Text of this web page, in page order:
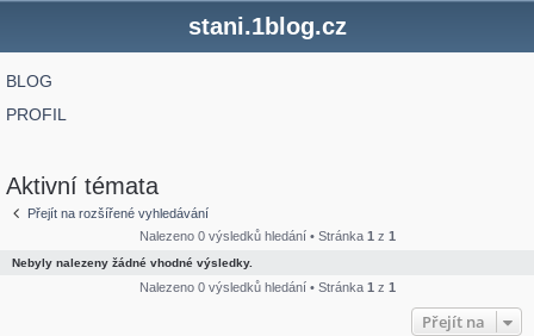
stani.1blog.cz
BLOG
PROFIL
Aktivní témata
Přejít na rozšířené vyhledávání
Nalezeno 0 výsledků hledání • Stránka 1 z 1
Nebyly nalezeny žádné vhodné výsledky.
Nalezeno 0 výsledků hledání • Stránka 1 z 1
Přejít na